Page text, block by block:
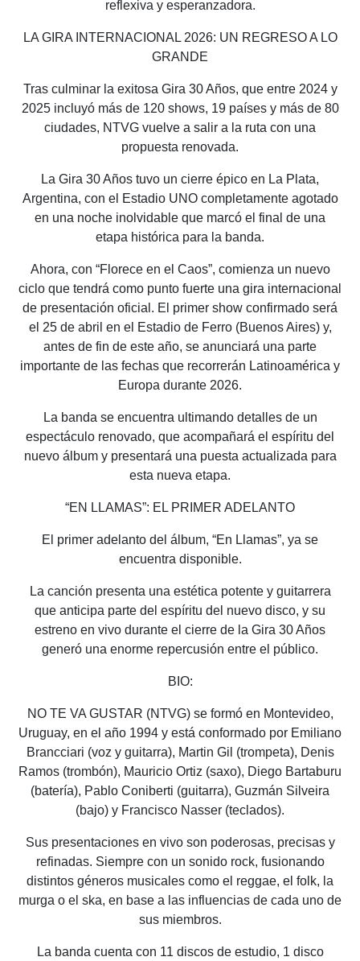
reflexiva y esperanzadora.
LA GIRA INTERNACIONAL 2026: UN REGRESO A LO
GRANDE
Tras culminar la exitosa Gira 30 Años, que entre 2024 y
2025 incluyó más de 120 shows, 19 países y más de 80
ciudades, NTVG vuelve a salir a la ruta con una
propuesta renovada.
La Gira 30 Años tuvo un cierre épico en La Plata,
Argentina, con el Estadio UNO completamente agotado
en una noche inolvidable que marcó el final de una
etapa histórica para la banda.
Ahora, con “Florece en el Caos”, comienza un nuevo
ciclo que tendrá como punto fuerte una gira internacional
de presentación oficial. El primer show confirmado será
el 25 de abril en el Estadio de Ferro (Buenos Aires) y,
antes de fin de este año, se anunciará una parte
importante de las fechas que recorrerán Latinoamérica y
Europa durante 2026.
La banda se encuentra ultimando detalles de un
espectáculo renovado, que acompañará el espíritu del
nuevo álbum y presentará una puesta actualizada para
esta nueva etapa.
“EN LLAMAS”: EL PRIMER ADELANTO
El primer adelanto del álbum, “En Llamas”, ya se
encuentra disponible.
La canción presenta una estética potente y guitarrera
que anticipa parte del espíritu del nuevo disco, y su
estreno en vivo durante el cierre de la Gira 30 Años
generó una enorme repercusión entre el público.
BIO:
NO TE VA GUSTAR (NTVG) se formó en Montevideo,
Uruguay, en el año 1994 y está conformado por Emiliano
Brancciari (voz y guitarra), Martin Gil (trompeta), Denis
Ramos (trombón), Mauricio Ortiz (saxo), Diego Bartaburu
(batería), Pablo Coniberti (guitarra), Guzmán Silveira
(bajo) y Francisco Nasser (teclados).
Sus presentaciones en vivo son poderosas, precisas y
refinadas. Siempre con un sonido rock, fusionando
distintos géneros musicales como el reggae, el folk, la
murga o el ska, en base a las influencias de cada uno de
sus miembros.
La banda cuenta con 11 discos de estudio, 1 disco